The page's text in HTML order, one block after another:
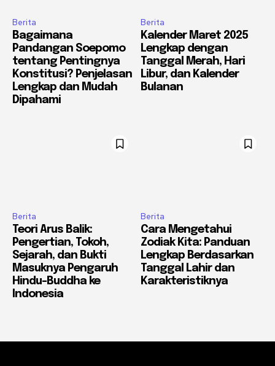
Berita
Bagaimana
Pandangan Soepomo
tentang Pentingnya
Konstitusi? Penjelasan
Lengkap dan Mudah
Dipahami
Berita
Kalender Maret 2025
Lengkap dengan
Tanggal Merah, Hari
Libur, dan Kalender
Bulanan
Berita
Teori Arus Balik:
Pengertian, Tokoh,
Sejarah, dan Bukti
Masuknya Pengaruh
Hindu-Buddha ke
Indonesia
Berita
Cara Mengetahui
Zodiak Kita: Panduan
Lengkap Berdasarkan
Tanggal Lahir dan
Karakteristiknya